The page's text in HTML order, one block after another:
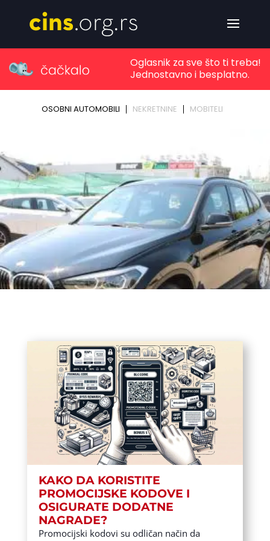
KAKO DA KORISTITE
PROMOCIJSKE KODOVE I
OSIGURATE DODATNE
NAGRADE?
Promocijski kodovi su odličan način da